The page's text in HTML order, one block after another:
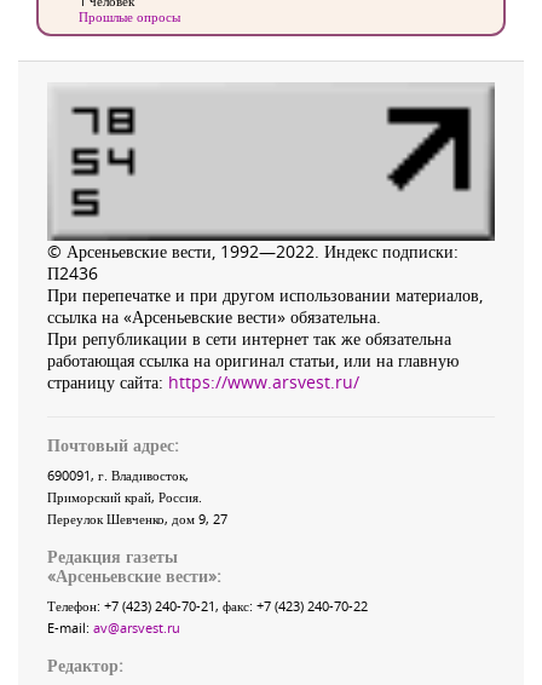
Прошлые опросы
© Арсеньевские вести, 1992—2022. Индекс подписки:
П2436
При перепечатке и при другом использовании материалов,
ссылка на «Арсеньевские вести» обязательна.
При републикации в сети интернет так же обязательна
работающая ссылка на оригинал статьи, или на главную
страницу сайта: https://www.arsvest.ru/
Почтовый адрес:
690091, г. Владивосток,
Приморский край, Россия
Переулок Шевченко, дом 9, 27
Редакция газеты
«Арсеньевские вести»:
Телефон: +7 (423) 240-70-21, факс: +7 (423) 240-70-22
E-mail: av@arsvest.ru
Редактор: